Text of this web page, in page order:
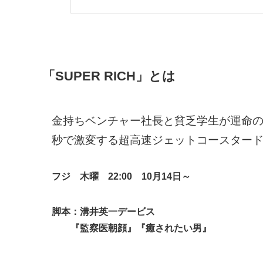
「SUPER RICH」とは
金持ちベンチャー社長と貧乏学生が運命
秒で激変する超高速ジェットコースター
フジ 木曜 22:00 10月14日～
脚本：溝井英一デービス
『監察医朝顔』『癒されたい男』